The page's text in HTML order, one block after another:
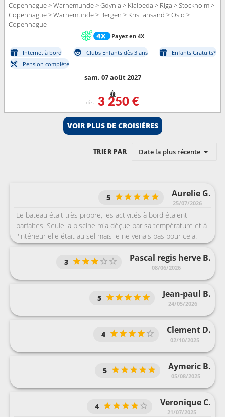
Copenhague > Warnemunde > Gdynia > Klaipeda > Riga > Stockholm >
Copenhague > Warnemunde > Bergen > Kristiansand > Oslo >
Copenhague
Payez en 4X
Internet à bord Clubs Enfants dès 3 ans
Enfants Gratuits*
Pension complète
sam. 07 août 2027
dès 3 250 €
VOIR PLUS DE CROISIÈRES
TRIER PAR Date la plus récente
Aurelie G.
25/07/2026
5
Le bateau était très propre, les activités à bord étaient
parfaites. Seule la piscine m'a déçue par sa température et à
l'intérieur elle était au sel mais je ne venais pas pour cela.
Pascal regis herve B.
08/06/2026
3
Jean-paul B.
24/05/2026
5
Clement D.
02/10/2025
4
Aymeric B.
05/08/2025
5
Veronique C.
21/07/2025
4